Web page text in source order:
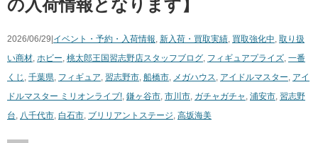
の入荷情報となります】
2026/06/29|イベント・予約・入荷情報 新入荷・買取実績 買取強化中 取り扱
い商材 ホビー 桃太郎王国習志野店スタッフブログ フィギュアプライズ 一番
くじ 千葉県 フィギュア 習志野市 船橋市 メガハウス アイドルマスター アイ
ドルマスター ​ミリオンライブ! 鎌ヶ谷市 市川市 ガチャガチャ 浦安市 習志野
台
八千代市 白石市 ブリリアントステージ 高坂海美